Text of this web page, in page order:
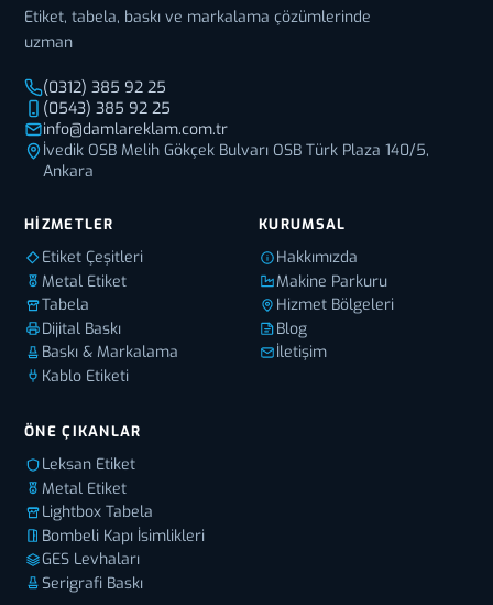
Etiket, tabela, baskı ve markalama çözümlerinde
uzman
(0312) 385 92 25
(0543) 385 92 25
info@damlareklam.com.tr
İvedik OSB Melih Gökçek Bulvarı OSB Türk Plaza 140/5,
Ankara
HIZMETLER
Etiket Çeşitleri
Metal Etiket
Tabela
Dijital Baskı
Baskı & Markalama
Kablo Etiketi
KURUMSAL
Hakkımızda
Makine Parkuru
Hizmet Bölgeleri
Blog
İletişim
ÖNE ÇIKANLAR
Leksan Etiket
Metal Etiket
Lightbox Tabela
Bombeli Kapı İsimlikleri
GES Levhaları
Serigrafi Baskı